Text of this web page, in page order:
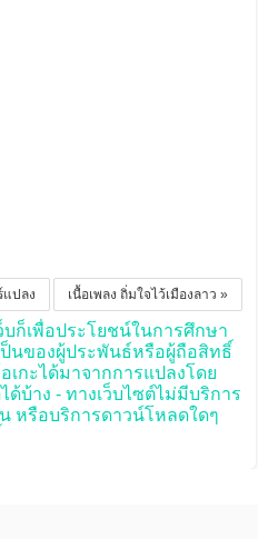
เนื้อเพลง ถิ่มใจไว้เมืองลาว »
แปลง
บก็เพื่อประโยชน์ในการศึกษา
ป็นของผู้ประพันธ์หรือผู้ถือสิทธิ์
เกะได้มาจากการแปลงโดย
บ้าง - ทางเว็บไซต์ไม่มีบริการ
หรือบริการดาวน์โหลดใดๆ